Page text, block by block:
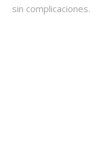
sin complicaciones.